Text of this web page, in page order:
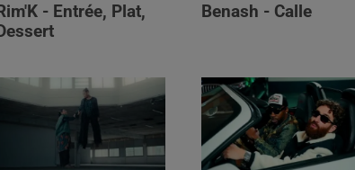
- Entrée, Plat,
Benash - Calle